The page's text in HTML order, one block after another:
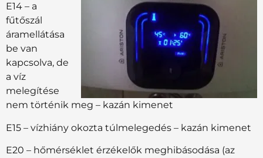
E14 – a
fűtőszál
áramellátása
be van
kapcsolva, de
a víz
melegítése
nem történik meg – kazán kimenet
E15 – vízhiány okozta túlmelegedés – kazán kimenet
E20 – hőmérséklet érzékelők meghibásodása (az